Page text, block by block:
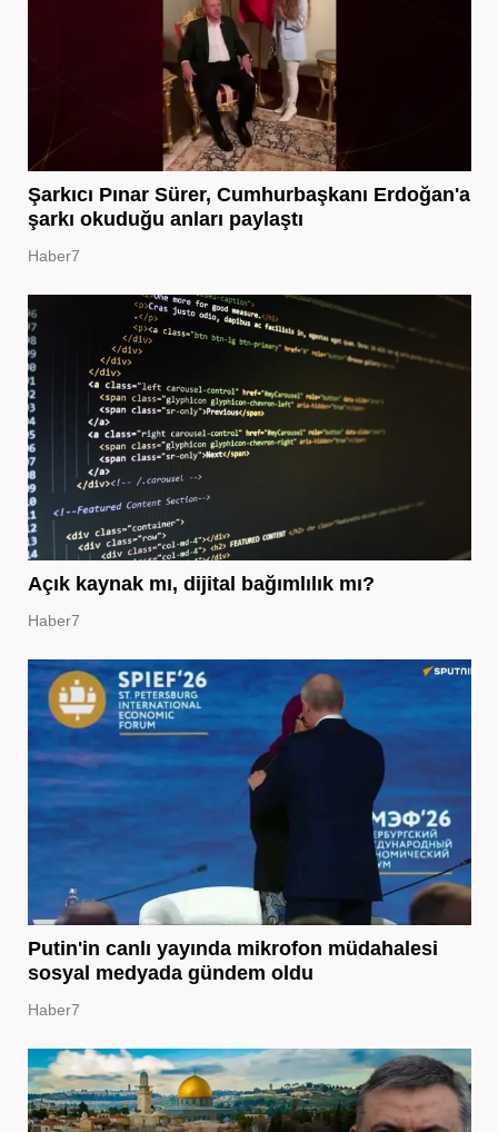
Şarkıcı Pınar Sürer, Cumhurbaşkanı Erdoğan'a
şarkı okuduğu anları paylaştı
Haber7
Açık kaynak mı, dijital bağımlılık mı?
Haber7
Putin'in canlı yayında mikrofon müdahalesi
sosyal medyada gündem oldu
Haber7